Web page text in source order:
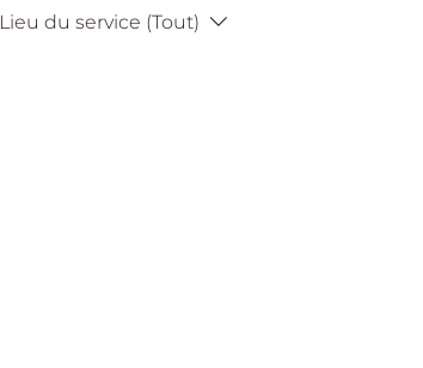
Lieu du service (Tout)